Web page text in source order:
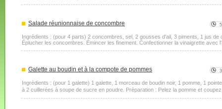
Salade réunionnaise de concombre
Ingrédients : (pour 4 parts) 2 concombres, sel, 2 gousses d'ail, 3 piments, 1 jus de
Éplucher les concombres. Émincer les finement. Confectionner la vinaigrette avec
Galette au boudin et à la compote de pommes
Ingrédients : (pour 1 galette) 1 galette, 1 morceau de boudin noir, 1 pomme, 1
à 2 cuillerées à soupe de sucre en poudre. Préparation : Pelez la pomme et